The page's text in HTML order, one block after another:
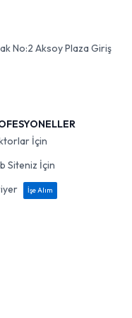
No:2 Aksoy Plaza Giriş
İçin
Siteniz İçin
İşe Alım